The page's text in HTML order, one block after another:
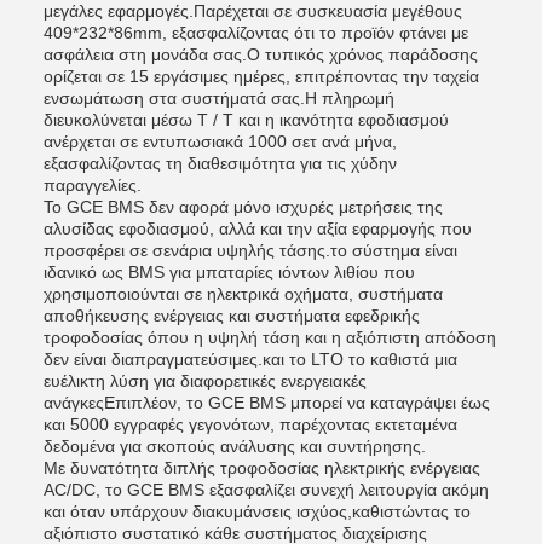
μεγάλες εφαρμογές.Παρέχεται σε συσκευασία μεγέθους
409*232*86mm, εξασφαλίζοντας ότι το προϊόν φτάνει με
ασφάλεια στη μονάδα σας.Ο τυπικός χρόνος παράδοσης
ορίζεται σε 15 εργάσιμες ημέρες, επιτρέποντας την ταχεία
ενσωμάτωση στα συστήματά σας.Η πληρωμή
διευκολύνεται μέσω T / T και η ικανότητα εφοδιασμού
ανέρχεται σε εντυπωσιακά 1000 σετ ανά μήνα,
εξασφαλίζοντας τη διαθεσιμότητα για τις χύδην
παραγγελίες.
Το GCE BMS δεν αφορά μόνο ισχυρές μετρήσεις της
αλυσίδας εφοδιασμού, αλλά και την αξία εφαρμογής που
προσφέρει σε σενάρια υψηλής τάσης.το σύστημα είναι
ιδανικό ως BMS για μπαταρίες ιόντων λιθίου που
χρησιμοποιούνται σε ηλεκτρικά οχήματα, συστήματα
αποθήκευσης ενέργειας και συστήματα εφεδρικής
τροφοδοσίας όπου η υψηλή τάση και η αξιόπιστη απόδοση
δεν είναι διαπραγματεύσιμες.και το LTO το καθιστά μια
ευέλικτη λύση για διαφορετικές ενεργειακές
ανάγκεςΕπιπλέον, το GCE BMS μπορεί να καταγράψει έως
και 5000 εγγραφές γεγονότων, παρέχοντας εκτεταμένα
δεδομένα για σκοπούς ανάλυσης και συντήρησης.
Με δυνατότητα διπλής τροφοδοσίας ηλεκτρικής ενέργειας
AC/DC, το GCE BMS εξασφαλίζει συνεχή λειτουργία ακόμη
και όταν υπάρχουν διακυμάνσεις ισχύος,καθιστώντας το
αξιόπιστο συστατικό κάθε συστήματος διαχείρισης